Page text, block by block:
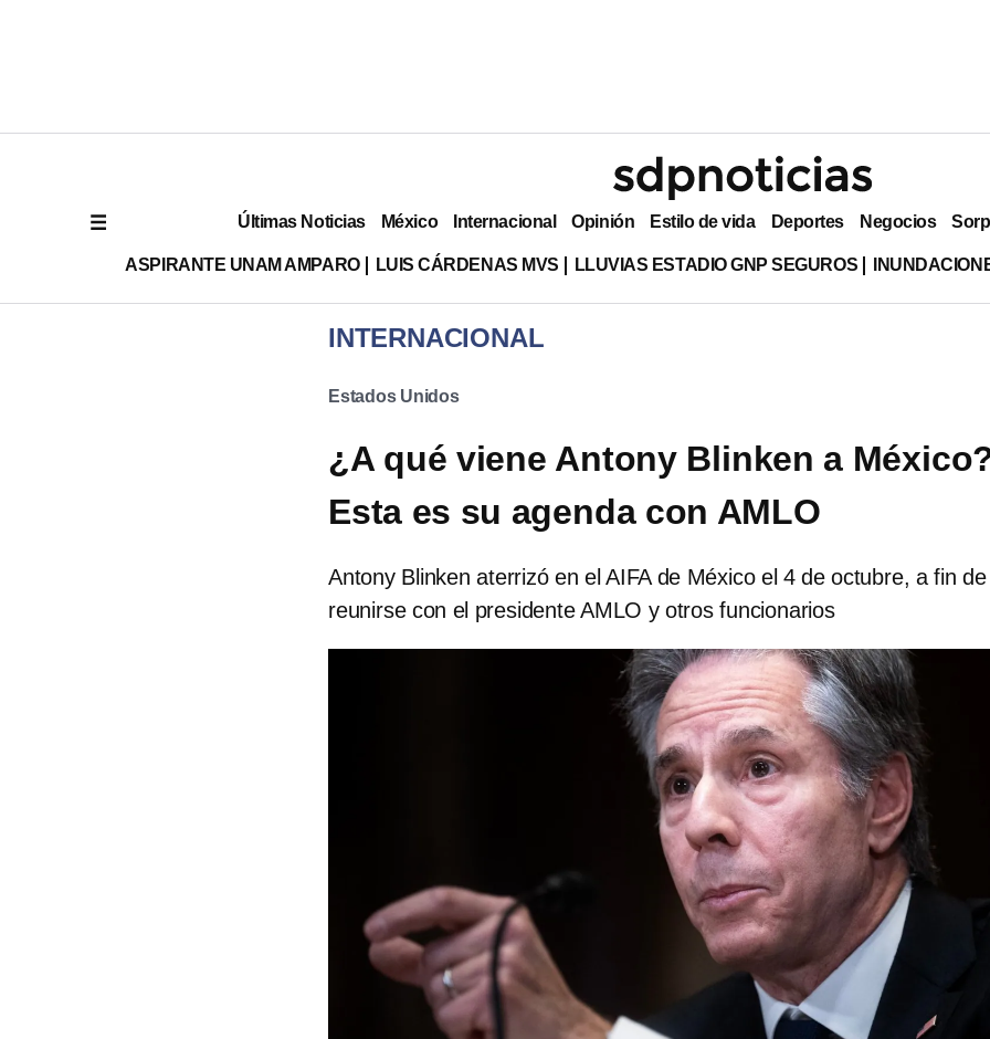
Últimas Noticias México Internacional Opinión Estilo de vida Deportes Negocios
ASPIRANTE UNAM AMPARO LUIS CÁRDENAS MVS LLUVIAS ESTADIO GNP SEGUROS
INTERNACIONAL
Estados Unidos
¿A qué viene Antony Blinken a
Esta es su agenda con AMLO
Antony Blinken aterrizó en el AIFA de México el 4 de octubre, a fin de
reunirse con el presidente AMLO y otros funcionarios